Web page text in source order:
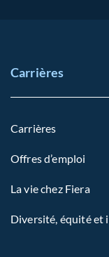
Carrières
Carrières
Offres d’emploi
La vie chez Fiera
Diversité, équité et